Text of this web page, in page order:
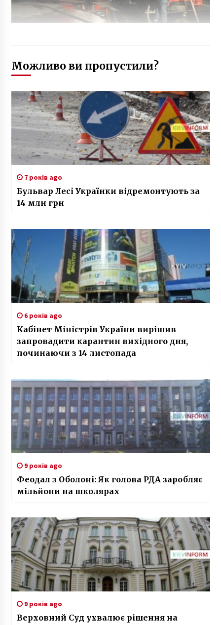
Можливо ви пропустили?
7 років ago
Бульвар Лесі Українки відремонтують за
14 млн грн
6 років ago
Кабінет Міністрів України вирішив
запровадити карантин вихідного дня,
починаючи з 14 листопада
9 років ago
Феодал з Оболоні: Як голова РДА заробляє
мільйони на школярах
9 років ago
Верховний Суд ухвалює рішення на